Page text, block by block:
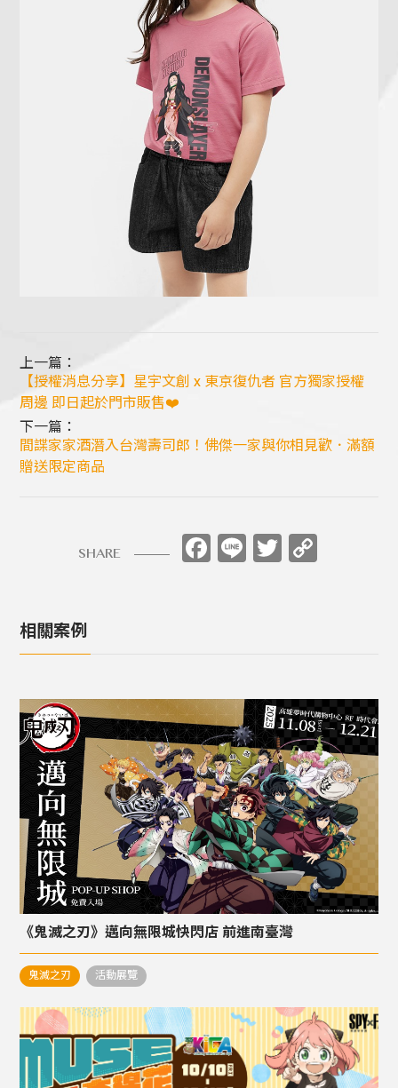
上一篇：
【授權消息分享】星宇文創 x 東京復仇者 官方獨家授權
周邊 即日起於門市販售❤️
下一篇：
間諜家家酒潛入台灣壽司郎！佛傑一家與你相見歡．滿額
贈送限定商品
SHARE Facebook
LineTwitter
相關案例
《鬼滅之刃》邁向無限城快閃店 前進南臺灣
鬼滅之刃 活動展覽